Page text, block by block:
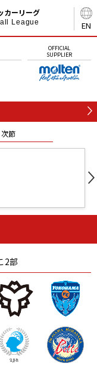
EN
カーリーグ
League
OFFICIAL
SUPPLIER
次節
石人の星
愛媛Ｌ
2部